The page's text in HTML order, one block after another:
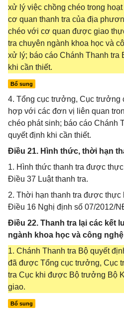
xử lý việc chồng chéo trong
cơ quan thanh tra của địa
chéo với cơ quan được giao
tra chuyên ngành khoa học và
xử lý; báo cáo Chánh Thanh tra
khi cần thiết.
Bổ sung
4. Tổng cục trưởng, Cục trưởng
hợp với các đơn vị liên quan
chéo phát sinh; báo cáo Chánh
quyết định khi cần thiết.
Điều 21. Hình thức, thời hạn
1. Hình thức thanh tra được
Điều 37 Luật thanh tra.
2. Thời hạn thanh tra được thực
Điều 16 Nghị định số 07/2012/
Điều 22. Thanh tra lại các kết
ngành khoa học và công nghệ
1. Chánh Thanh tra Bộ quyết
đã được Tổng cục trưởng, Cục
tra Cục khi được Bộ trưởng Bộ
giao.
Bổ sung